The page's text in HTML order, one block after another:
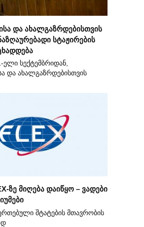
და ახალგაზრდებისთვის
სტაჟირების
ელი სექტემბრიდან,
და ახალგაზრდებისთვის
ზე მიღება დაიწყო – ვადები
შტატების მთავრობის